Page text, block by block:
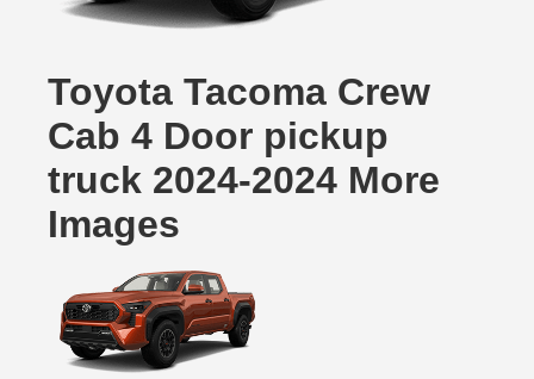
Toyota Tacoma Crew
Cab 4 Door pickup
truck 2024-2024 More
Images